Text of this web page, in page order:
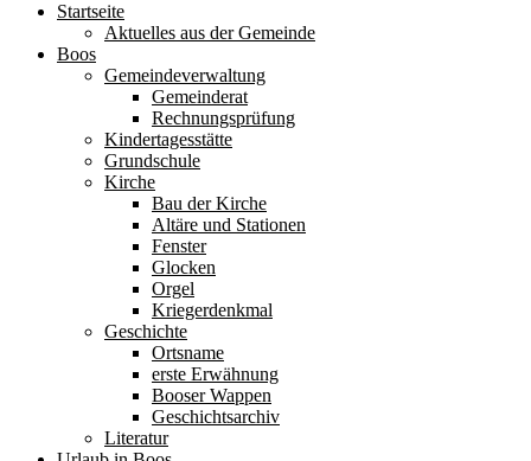
Startseite
Aktuelles aus der Gemeinde
Boos
Gemeindeverwaltung
Gemeinderat
Rechnungsprüfung
Kindertagesstätte
Grundschule
Kirche
Bau der Kirche
Altäre und Stationen
Fenster
Glocken
Orgel
Kriegerdenkmal
Geschichte
Ortsname
erste Erwähnung
Booser Wappen
Geschichtsarchiv
Literatur